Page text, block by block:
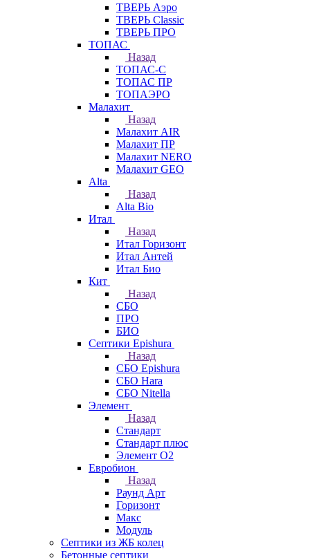
ТВЕРЬ Аэро
ТВЕРЬ Classic
ТВЕРЬ ПРО
ТОПАС
Назад
ТОПАС-С
ТОПАС ПР
ТОПАЭРО
Малахит
Назад
Малахит AIR
Малахит ПР
Малахит NERO
Малахит GEO
Alta
Назад
Alta Bio
Итал
Назад
Итал Горизонт
Итал Антей
Итал Био
Кит
Назад
СБО
ПРО
БИО
Септики Epishura
Назад
СБО Epishura
СБО Hara
СБО Nitella
Элемент
Назад
Стандарт
Стандарт плюс
Элемент О2
Евробион
Назад
Раунд Арт
Горизонт
Макс
Модуль
Септики из ЖБ колец
Бетонные септики